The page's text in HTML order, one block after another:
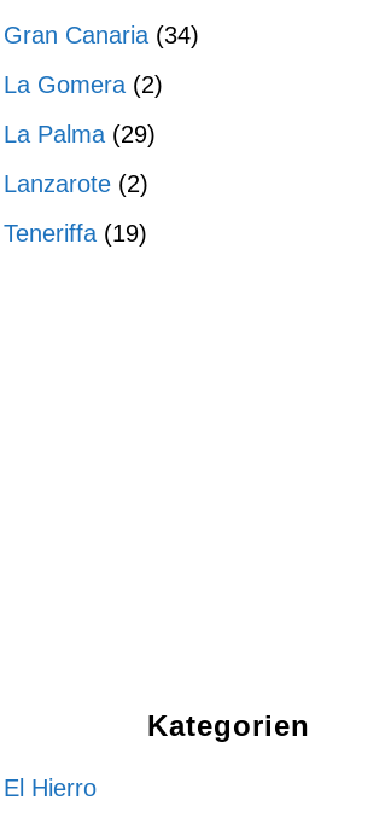
Gran Canaria (34)
La Gomera (2)
La Palma (29)
Lanzarote (2)
Teneriffa (19)
Kategorien
El Hierro